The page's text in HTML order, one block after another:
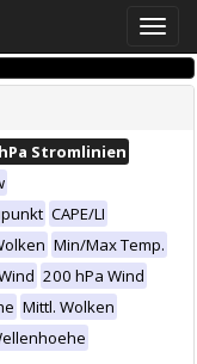
Toggle
Stromlinien
CAPE/LI
Min/Max Temp.
200 hPa Wind
Mittl. Wolken